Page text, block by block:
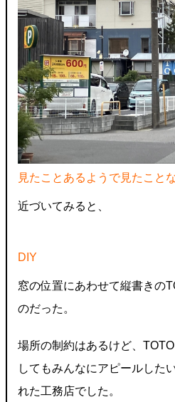
見たことあるようで見たこと
近づいてみると、
DIY
窓の位置にあわせて縦書きの
のだった。
場所の制約はあるけど、
してもみんなにアピールした
れた工務店でした。